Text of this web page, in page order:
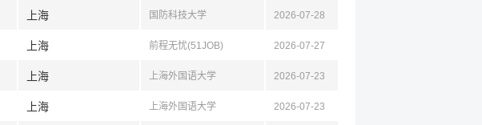
上海 国防科技大学 2026-07-28
上海 前程无忧(51JOB) 2026-07-27
上海 上海外国语大学 2026-07-23
上海 上海外国语大学 2026-07-23